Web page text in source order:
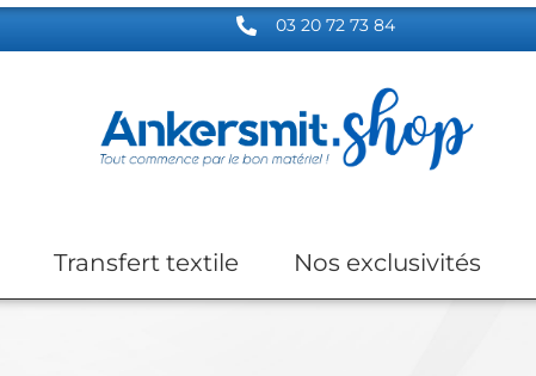
03 20 72 73 84
Transfert textile Nos exclusivités